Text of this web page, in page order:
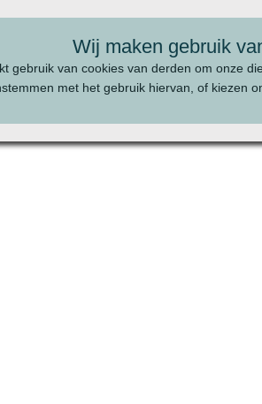
Wij maken gebruik
gebruik van cookies van derden om onze
met het gebruik hiervan, of kiezen
22